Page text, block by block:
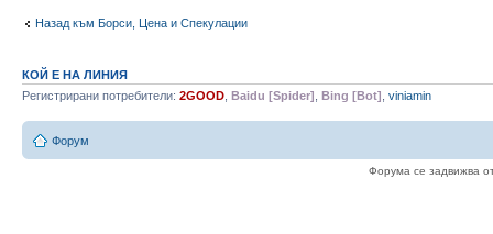
Назад към Борси, Цена и Спекулации
КОЙ Е НА ЛИНИЯ
Регистрирани потребители: 2GOOD Baidu [Spider] Bing [Bot] viniamin
Форум
Форума се задвижва